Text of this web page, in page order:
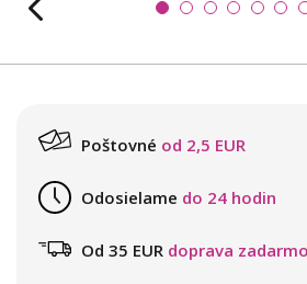
Poštovné od 2,5 EUR
Odosielame do 24 hodin
Od 35 EUR doprava zadarmo